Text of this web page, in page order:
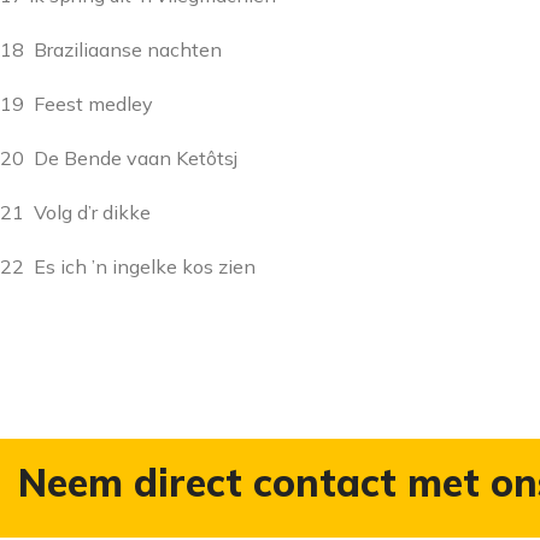
18 Braziliaanse nachten
19 Feest medley
20 De Bende vaan Ketôtsj
21 Volg d’r dikke
22 Es ich ’n ingelke kos zien
Neem direct contact met